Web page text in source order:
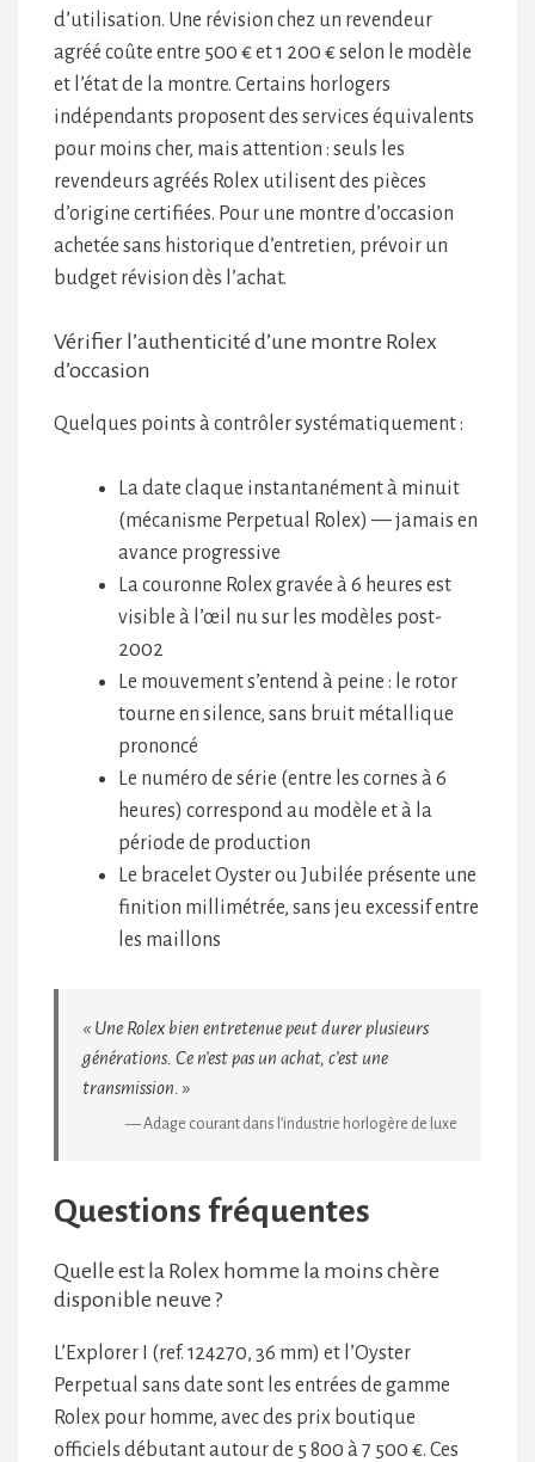
d’utilisation. Une révision chez un revendeur
agréé coûte entre 500 € et 1 200 € selon le modèle
et l’état de la montre. Certains horlogers
indépendants proposent des services équivalents
pour moins cher, mais attention : seuls les
revendeurs agréés Rolex utilisent des pièces
d’origine certifiées. Pour une montre d’occasion
achetée sans historique d’entretien, prévoir un
budget révision dès l’achat.
Vérifier l’authenticité d’une montre Rolex
d’occasion
Quelques points à contrôler systématiquement :
La date claque instantanément à minuit
(mécanisme Perpetual Rolex) — jamais en
avance progressive
La couronne Rolex gravée à 6 heures est
visible à l’œil nu sur les modèles post-
2002
Le mouvement s’entend à peine : le rotor
tourne en silence, sans bruit métallique
prononcé
Le numéro de série (entre les cornes à 6
heures) correspond au modèle et à la
période de production
Le bracelet Oyster ou Jubilée présente une
finition millimétrée, sans jeu excessif entre
les maillons
« Une Rolex bien entretenue peut durer plusieurs
générations. Ce n’est pas un achat, c’est une
transmission. »
— Adage courant dans l’industrie horlogère de luxe
Questions fréquentes
Quelle est la Rolex homme la moins chère
disponible neuve ?
L’Explorer I (ref. 124270, 36 mm) et l’Oyster
Perpetual sans date sont les entrées de gamme
Rolex pour homme, avec des prix boutique
officiels débutant autour de 5 800 à 7 500 €. Ces